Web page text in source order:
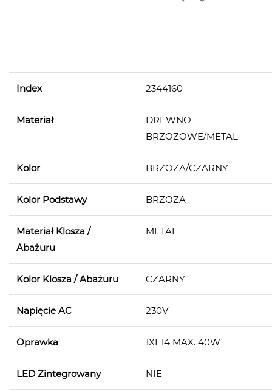
Index 2344160
Materiał
DREWNO
BRZOZOWE/METAL
Kolor BRZOZA/CZARNY
Kolor Podstawy BRZOZA
Materiał Klosza /
Abażuru
METAL
Kolor Klosza / Abażuru CZARNY
Napięcie AC 230V
Oprawka 1XE14 MAX. 40W
LED Zintegrowany NIE